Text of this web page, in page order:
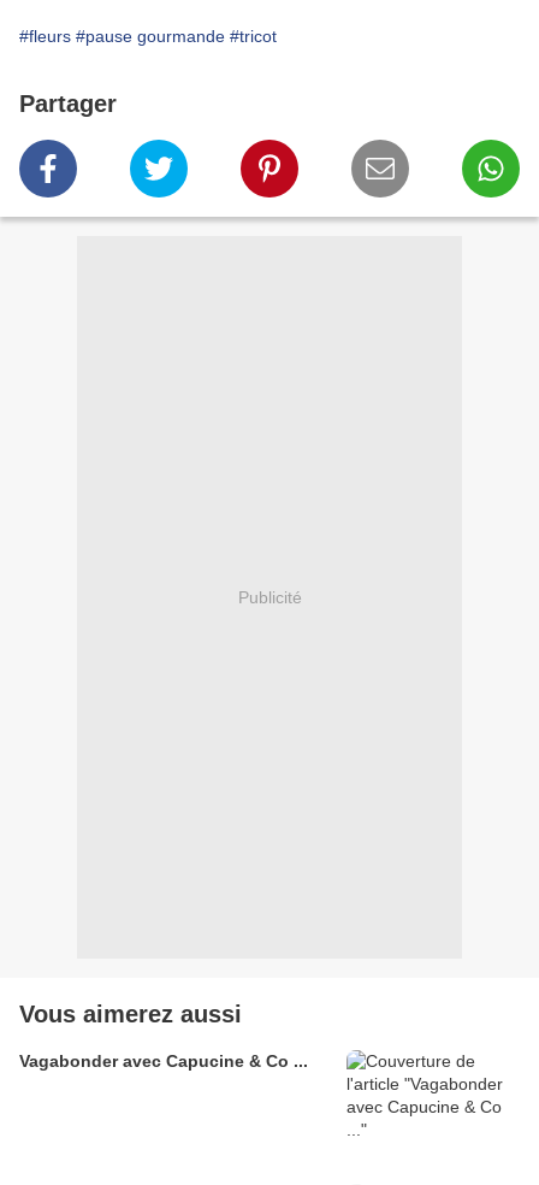
#fleurs #pause gourmande #tricot
Partager
Publicité
Vous aimerez aussi
Vagabonder avec Capucine & Co ...